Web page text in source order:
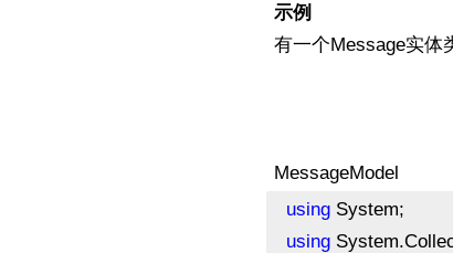
示例
有一个Message实体
MessageModel
usingSystem;
using